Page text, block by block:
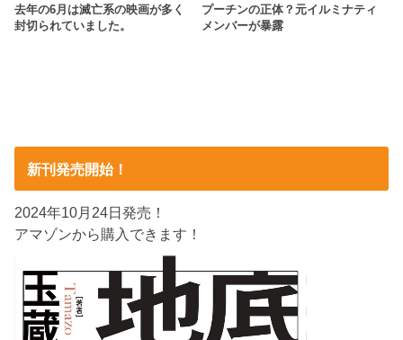
去年の6月は滅亡系の映画が多く
封切られていました。
プーチンの正体？元イルミナティ
メンバーが暴露
新刊発売開始！
2024年10月24日発売！
アマゾンから購入できます！